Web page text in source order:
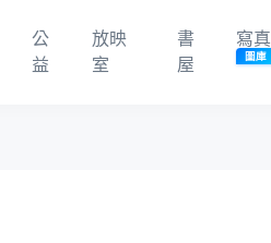
公
益
放映
室
書
屋
寫真
圖庫